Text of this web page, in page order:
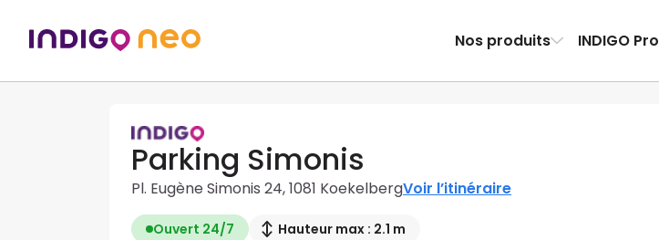
Nos produits INDIGO Pro
Parking Simonis
Pl. Eugène Simonis 24, 1081 KoekelbergVoir l’itinéraire
Ouvert 24/7 Hauteur max : 2.1 m